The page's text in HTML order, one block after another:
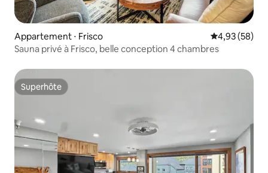
Appartement ⋅ Frisco Évaluation
4,93 (58)
Sauna privé à Frisco, belle conception 4 chambres
Superhôte
Superhôte